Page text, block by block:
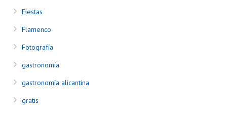
Fiestas
Flamenco
Fotografía
gastronomía
gastronomía alicantina
gratis